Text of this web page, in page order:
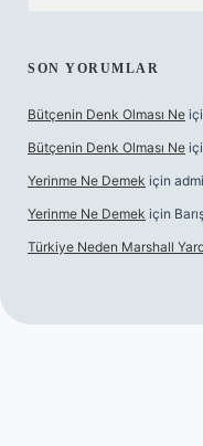
SON YORUMLAR
Bütçenin Denk Olması Ne
Bütçenin Denk Olması Ne
Yerinme Ne Demek için
Yerinme Ne Demek için
Türkiye Neden Marshall